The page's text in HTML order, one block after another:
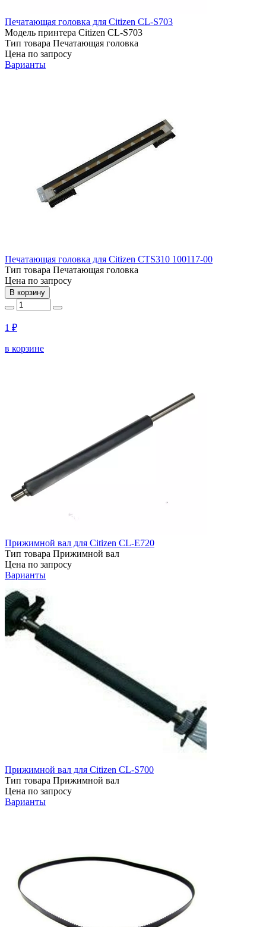
Печатающая головка для Citizen CL-S703
Модель принтера Citizen CL-S703
Тип товара Печатающая головка
Цена по запросу
Варианты
Печатающая головка для Citizen CTS310 100117-00
Тип товара Печатающая головка
Цена по запросу
В корзину
1 ₽
в корзине
Прижимной вал для Citizen CL-E720
Тип товара Прижимной вал
Цена по запросу
Варианты
Прижимной вал для Citizen CL-S700
Тип товара Прижимной вал
Цена по запросу
Варианты